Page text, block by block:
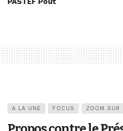
A LA UNE FOCUS ZOOM SUR